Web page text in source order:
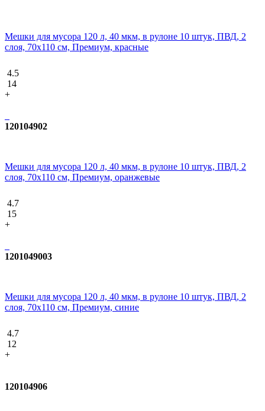
Мешки для мусора 120 л, 40 мкм, в рулоне 10 штук, ПВД, 2
слоя, 70x110 см, Премиум, красные
4.5
14
+
120104902
Мешки для мусора 120 л, 40 мкм, в рулоне 10 штук, ПВД, 2
слоя, 70x110 см, Премиум, оранжевые
4.7
15
+
1201049003
Мешки для мусора 120 л, 40 мкм, в рулоне 10 штук, ПВД, 2
слоя, 70x110 см, Премиум, синие
4.7
12
+
120104906